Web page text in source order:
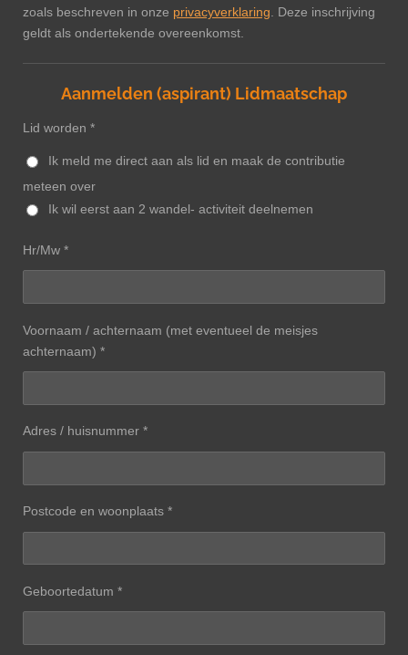
zoals beschreven in onze privacyverklaring. Deze inschrijving
geldt als ondertekende overeenkomst.
Aanmelden (aspirant) Lidmaatschap
Lid worden *
Ik meld me direct aan als lid en maak de contributie
meteen over
Ik wil eerst aan 2 wandel- activiteit deelnemen
Hr/Mw *
Voornaam / achternaam (met eventueel de meisjes
achternaam) *
Adres / huisnummer *
Postcode en woonplaats *
Geboortedatum *